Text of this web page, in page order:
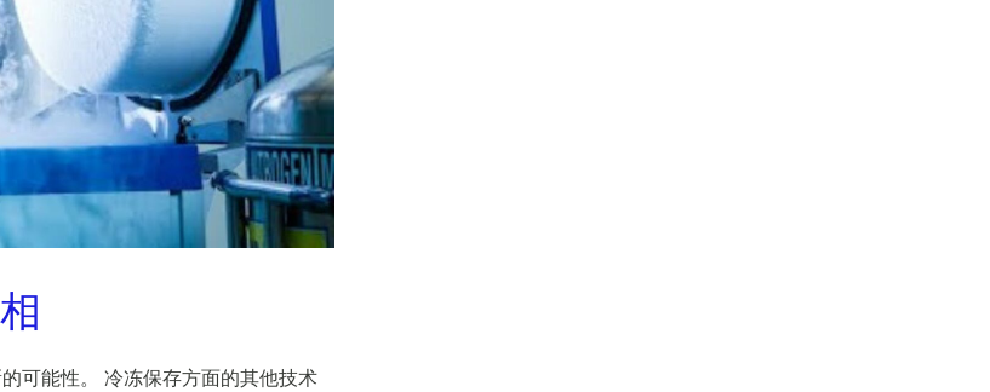
可能性。 冷冻保存方面的其他技术